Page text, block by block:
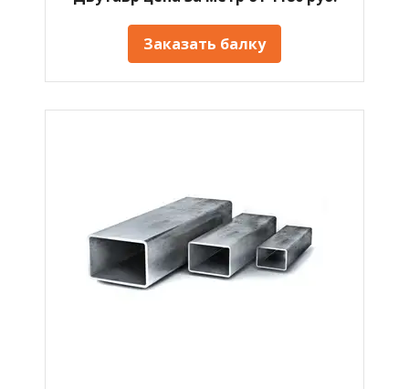
Заказать балку